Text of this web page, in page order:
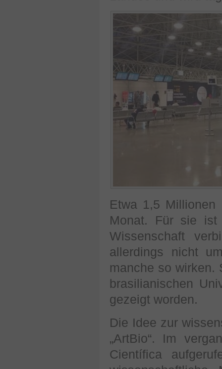
Etwa 1,5 Millionen
Monat. Für sie ist
Wissenschaft
allerdings nicht
manche so wirken.
brasilianischen
gezeigt worden.
Die Idee zur
„ArtBio“. Im
Científica